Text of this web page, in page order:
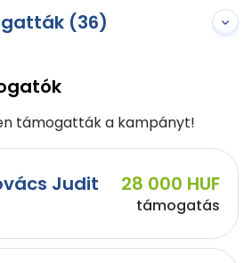
(36)
támogatták a kampányt!
Judit 28 000 HUF
támogatás